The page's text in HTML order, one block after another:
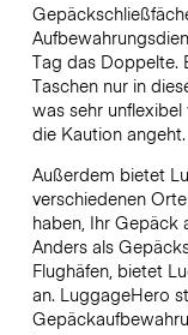
Tag das Doppelte.
Taschen nur in
was sehr
die Kaution angeht.
Außerdem bietet
verschiedenen
haben, Ihr Gepäck
Anders als
Flughäfen, bietet
an. LuggageHero